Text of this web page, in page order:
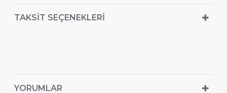
TAKSIT SEÇENEKLERI
YORUMLAR